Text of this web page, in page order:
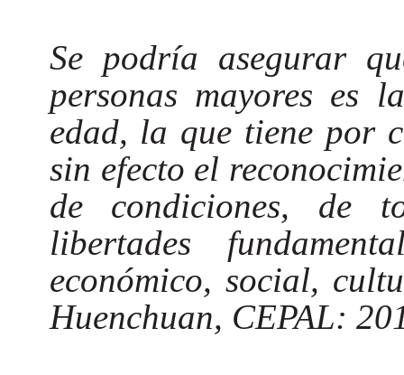
Se podría asegurar
personas mayores es
edad, la que tiene por
sin efecto el
de condiciones, de
libertades
económico, social,
Huenchuan, CEPAL: